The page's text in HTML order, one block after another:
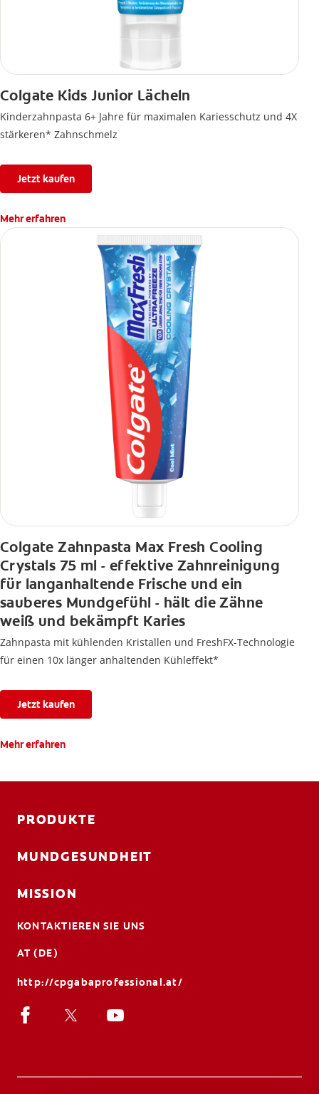
Colgate Kids Junior Lächeln
Kinderzahnpasta 6+ Jahre für maximalen Kariesschutz und 4X
stärkeren* Zahnschmelz
Jetzt kaufen
Mehr erfahren
Colgate Zahnpasta Max Fresh Cooling
Crystals 75 ml - effektive Zahnreinigung
für langanhaltende Frische und ein
sauberes Mundgefühl - hält die Zähne
weiß und bekämpft Karies
Zahnpasta mit kühlenden Kristallen und FreshFX-Technologie
für einen 10x länger anhaltenden Kühleffekt*
Jetzt kaufen
Mehr erfahren
PRODUKTE
MUNDGESUNDHEIT
MISSION
KONTAKTIEREN SIE UNS
AT (DE)
http://cpgabaprofessional.at/